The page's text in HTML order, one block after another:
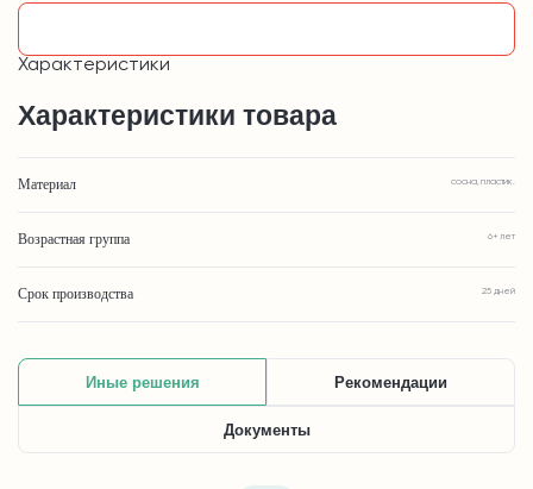
Характеристики
Характеристики товара
Материал сосна, пластик.
Возрастная группа 6+ лет
Срок производства 25 дней
Иные решения Рекомендации
Документы